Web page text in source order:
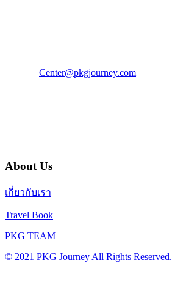
Center@pkgjourney.com
About Us
เกี่ยวกับเรา
Travel Book
PKG TEAM
© 2021 PKG Journey All Rights Reserved.